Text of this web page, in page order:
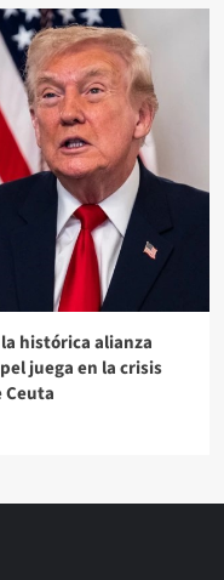
histórica alianza
juega en la crisis
Ceuta